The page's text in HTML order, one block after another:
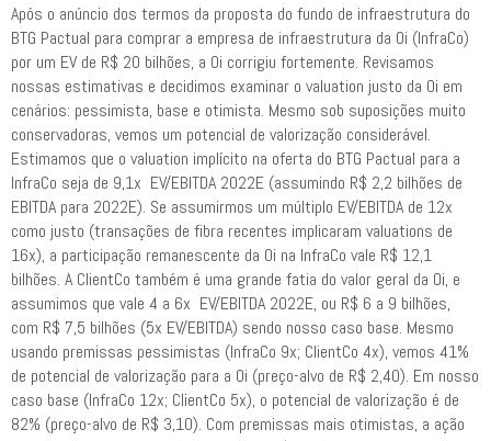
Após o anúncio dos termos da proposta do fundo de infraestrutura do
BTG Pactual para comprar a empresa de infraestrutura da Oi (InfraCo)
por um EV de R$ 20 bilhões, a Oi corrigiu fortemente. Revisamos
nossas estimativas e decidimos examinar o valuation justo da Oi em
cenários: pessimista, base e otimista. Mesmo sob suposições muito
conservadoras, vemos um potencial de valorização considerável.
Estimamos que o valuation implícito na oferta do BTG Pactual para a
InfraCo seja de 9,1x EV/EBITDA 2022E (assumindo R$ 2,2 bilhões de
EBITDA para 2022E). Se assumirmos um múltiplo EV/EBITDA de 12x
como justo (transações de fibra recentes implicaram valuations de
16x), a participação remanescente da Oi na InfraCo vale R$ 12,1
bilhões. A ClientCo também é uma grande fatia do valor geral da Oi, e
assumimos que vale 4 a 6x EV/EBITDA 2022E, ou R$ 6 a 9 bilhões,
com R$ 7,5 bilhões (5x EV/EBITDA) sendo nosso caso base. Mesmo
usando premissas pessimistas (InfraCo 9x; ClientCo 4x), vemos 41%
de potencial de valorização para a Oi (preço-alvo de R$ 2,40). Em nosso
caso base (InfraCo 12x; ClientCo 5x), o potencial de valorização é de
82% (preço-alvo de R$ 3,10). Com premissas mais otimistas, a ação